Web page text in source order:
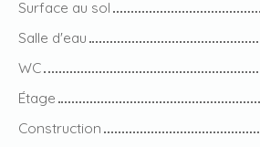
Surface au sol
Salle d'eau
WC
Étage
Construction